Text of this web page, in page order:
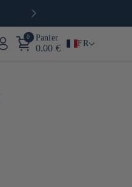
0 Panier
0.00 € FR